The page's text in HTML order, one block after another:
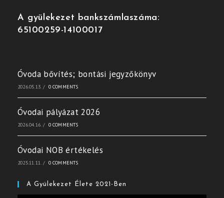
A gyülekezet bankszámlaszáma:
65100259-14100017
Óvoda bővítés; bontási jegyzőkönyv
2026.05.13. / 0 COMMENTS
Óvodai pályázat 2026
2026.04.16. / 0 COMMENTS
Óvodai NOB értékelés
2025.11.11. / 0 COMMENTS
A Gyülekezet Élete 2021-Ben